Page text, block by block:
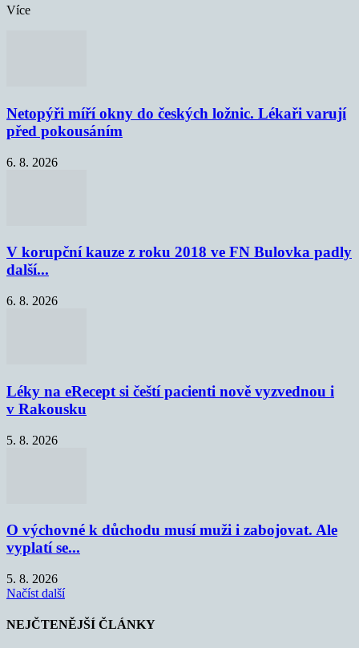
Více
Netopýři míří okny do českých ložnic. Lékaři varují
před pokousáním
6. 8. 2026
V korupční kauze z roku 2018 ve FN Bulovka padly
další...
6. 8. 2026
Léky na eRecept si čeští pacienti nově vyzvednou i
v Rakousku
5. 8. 2026
O výchovné k důchodu musí muži i zabojovat. Ale
vyplatí se...
5. 8. 2026
Načíst další
NEJČTENĚJŠÍ ČLÁNKY